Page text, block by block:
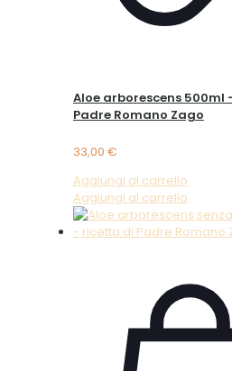
Aloe arborescens 500ml
Padre Romano Zago
33,00 €
Aggiungi al carrello
Aggiungi al carrello